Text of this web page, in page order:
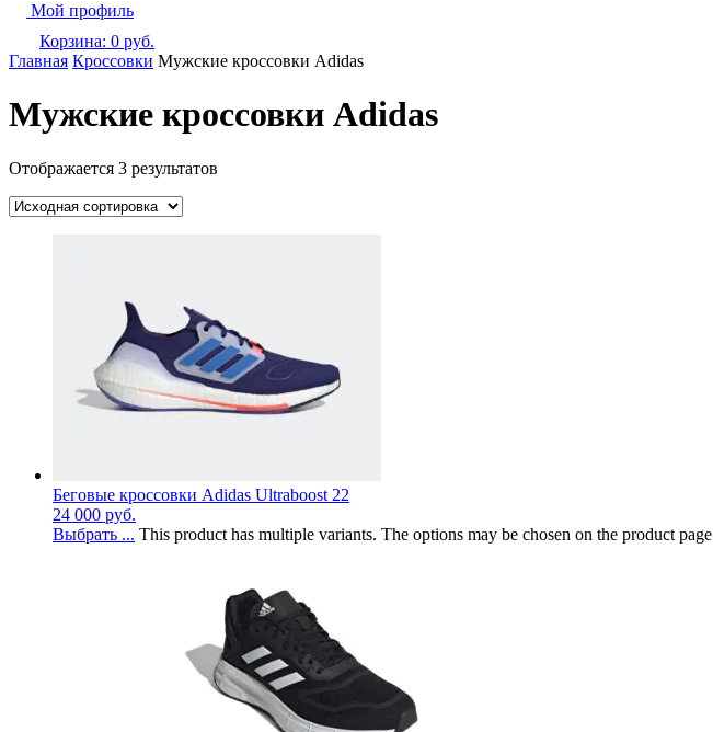
Мой профиль
Корзина: 0 руб.
Главная Кроссовки Мужские кроссовки Adidas
Мужские кроссовки Adidas
Отображается 3 результатов
Беговые кроссовки Adidas Ultraboost 22
24 000 руб.
Выбрать ... This product has multiple variants. The options may be chosen on the product page